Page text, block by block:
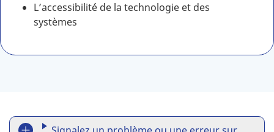
L’accessibilité de la technologie et des
systèmes
R